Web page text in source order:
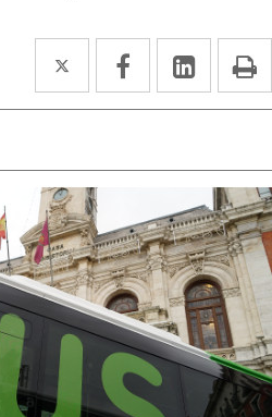
Twitter
Enlace
a
aplicación
externa.
Facebook
Enlace
a
aplicación
externa.
Enlace
a